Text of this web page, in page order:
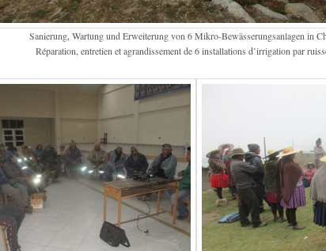
Sanierung, Wartung und Erweiterung von 6 Mikro-Bewässerungsanlagen in
Réparation, entretien et agrandissement de 6 installations d’irrigation par